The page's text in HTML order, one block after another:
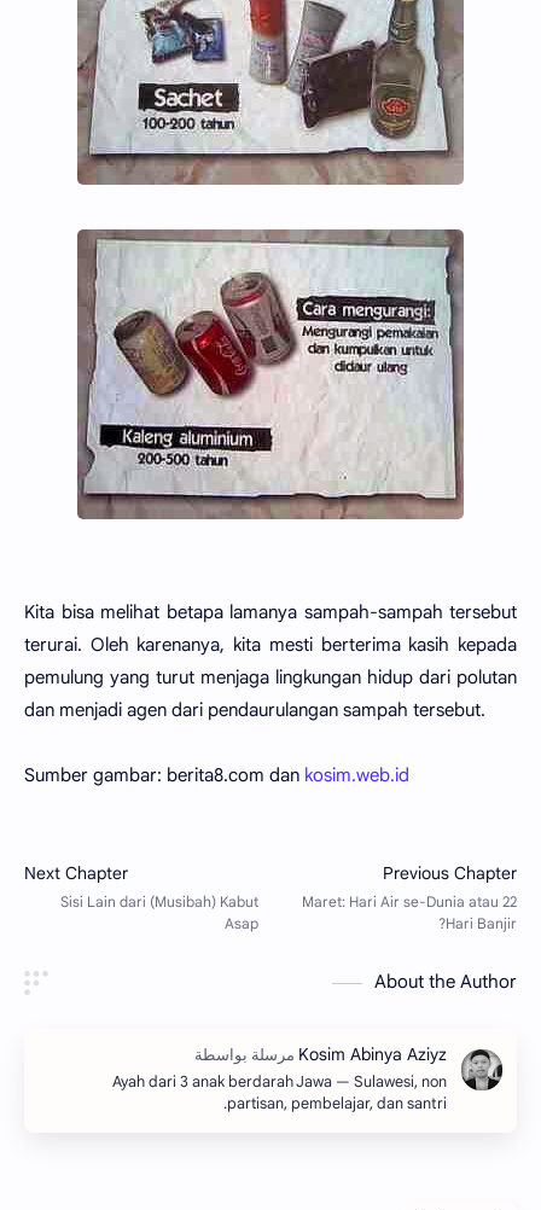
Kita bisa melihat betapa lamanya sampah-sampah tersebut
terurai. Oleh karenanya, kita mesti berterima kasih kepada
pemulung yang turut menjaga lingkungan hidup dari polutan
dan menjadi agen dari pendaurulangan sampah tersebut.
Sumber gambar: berita8.com dan kosim.web.id
About the Author
Ayah dari 3 anak berdarah Jawa — Sulawesi, non
partisan, pembelajar, dan santri.